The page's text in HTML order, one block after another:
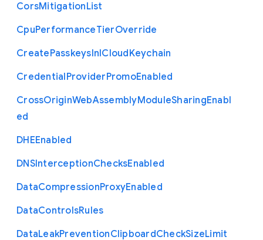
CorsMitigationList
CpuPerformanceTierOverride
CreatePasskeysInICloudKeychain
CredentialProviderPromoEnabled
CrossOriginWebAssemblyModuleSharingEnabl
ed
DHEEnabled
DNSInterceptionChecksEnabled
DataCompressionProxyEnabled
DataControlsRules
DataLeakPreventionClipboardCheckSizeLimit